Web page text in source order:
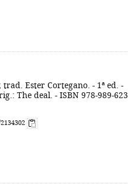
trad. Ester Cortegano. - 1ª ed. -
The deal. - ISBN 978-989-